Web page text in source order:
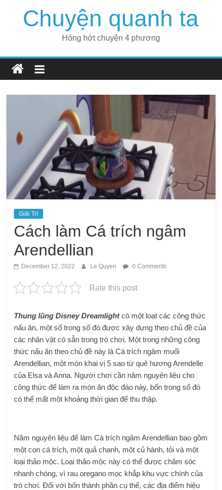
Chuyện quanh ta
Hóng hớt chuyện 4 phương
Giải Trí
Cách làm Cá trích ngâm
Arendellian
December 12, 2022 Le Quyen 0 Comments
Rate this post
Thung lũng Disney Dreamlightcó một loạt các công thức
nấu ăn, một số trong số đó được xây dựng theo chủ đề của
các nhân vật có sẵn trong trò chơi. Một trong những công
thức nấu ăn theo chủ đề này là Cá trích ngâm muối
Arendellian, một món khai vị 5 sao từ quê hương Arendelle
của Elsa và Anna. Người chơi cần năm nguyên liệu cho
công thức để làm ra món ăn độc đáo này, bốn trong số đó
có thể mất một khoảng thời gian để thu thập.
Năm nguyên liệu để làm Cá trích ngâm Arendellian bao gồm
một con cá trích, một quả chanh, một củ hành, tỏi và một
loại thảo mộc. Loại thảo mộc này có thể được chăm sóc
nhanh chóng, vì rau oregano mọc khắp khu vực chính của
trò chơi. Đối với bốn thành phần cụ thể, các địa điểm hiệu